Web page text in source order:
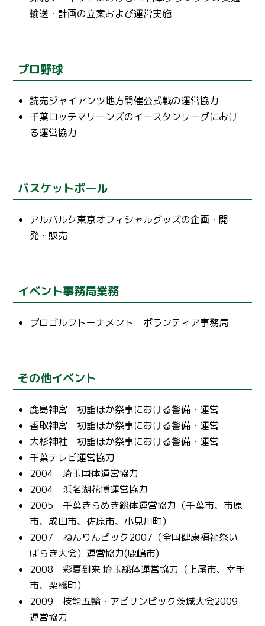
輸送・計画の立案および運営実施
プロ野球
読売ジャイアンツ地方開催公式戦の運営協力
千葉ロッテマリーンズのイースタンリーグにおけ
る運営協力
バスケットボール
アルバルク東京オフィシャルグッズの企画・開
発・販売
イベント事務局業務
プロゴルフトーナメント ボランティア事務局
その他イベント
鹿島神宮 初詣ほか祭事における警備・運営
香取神宮 初詣ほか祭事における警備・運営
大杉神社 初詣ほか祭事における警備・運営
千葉テレビ運営協力
2004 埼玉国体運営協力
2004 浜名湖花博運営協力
2005 千葉きらめき総体運営協力（千葉市、市原
市、成田市、佐原市、小見川町）
2007 ねんりんピック2007（全国健康福祉祭い
ばらき大会）運営協力(鹿嶋市)
2008 彩夏到来 埼玉総体運営協力（上尾市、幸手
市、栗橋町）
2009 技能五輪・アビリンピック茨城大会2009
運営協力